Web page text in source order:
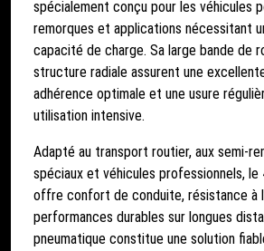
spécialement conçu pour les véhicules
remorques et applications nécessitant
capacité de charge. Sa large bande de
structure radiale assurent une
adhérence optimale et une usure
utilisation intensive.
Adapté au transport routier, aux semi-
spéciaux et véhicules professionnels, le
offre confort de conduite, résistance à
performances durables sur longues
pneumatique constitue une solution